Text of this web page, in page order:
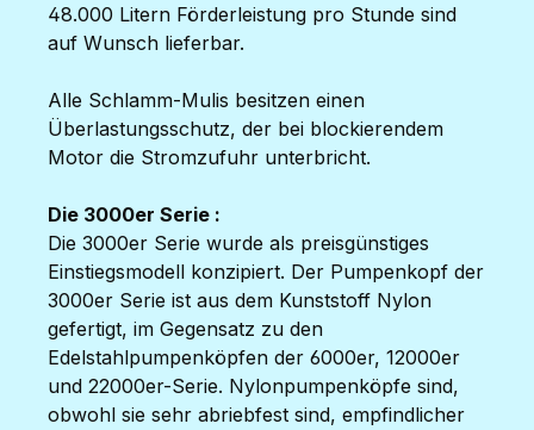
48.000 Litern Förderleistung pro Stunde sind
auf Wunsch lieferbar.
Alle Schlamm-Mulis besitzen einen
Überlastungsschutz, der bei blockierendem
Motor die Stromzufuhr unterbricht.
Die 3000er Serie :
Die 3000er Serie wurde als preisgünstiges
Einstiegsmodell konzipiert. Der Pumpenkopf der
3000er Serie ist aus dem Kunststoff Nylon
gefertigt, im Gegensatz zu den
Edelstahlpumpenköpfen der 6000er, 12000er
und 22000er-Serie. Nylonpumpenköpfe sind,
obwohl sie sehr abriebfest sind, empfindlicher